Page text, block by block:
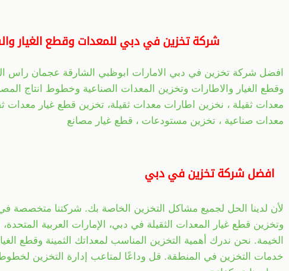
شركة تخزين في دبي للمعدات وقطع الغيار
افضل شركة تخزين في دبي الامارات ابوظبي الشارقة عجمان راس
وقطع الغيار والاطارات وتخزين المعدات الصناعية وخطوط انتاج
معدات ثقيلة ، نخزين اطارات معدات ثقيلة، تخزين قطع غيار معدات
معدات صناعية ، تخزين مستودعات ، قطع غيار مصانع
افضل شركة تخزين في دبي
لأن لدينا الحل لجميع مشاكل التخزين الخاصة بك. شركتنا متخصصة
وتخزين قطع غيار المعدات الثقيلة في دبي، الإمارات العربية
الخيمة. نحن ندرك أهمية التخزين المناسب لمعداتك الثمينة وقطع
خدمات التخزين في المنطقة. قل وداعًا لمتاعب إدارة التخزين لخطوط